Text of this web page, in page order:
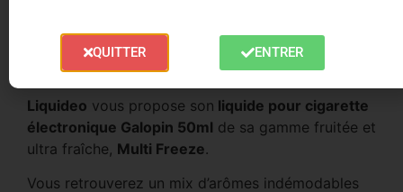
Composition du E-liquide Galopin
50ml
Liquideo vous propose son liquide pour cigarette
électronique Galopin 50ml de sa gamme fruitée et
ultra fraîche, Multi Freeze.
Vous retrouverez un mix d’arômes indémodables
QUITTER ENTRER